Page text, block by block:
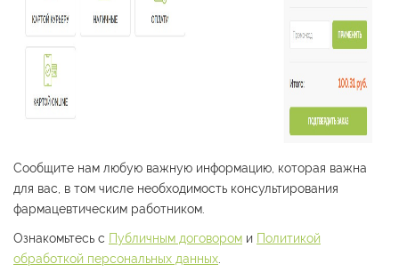
Сообщите нам любую важную информацию, которая важна
для вас, в том числе необходимость консультирования
фармацевтическим работником.
Ознакомьтесь с Публичным договором и Политикой
обработкой персональных данных